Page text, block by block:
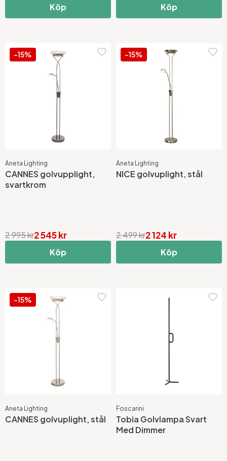
Köp
Köp
-15%
Aneta Lighting
CANNES golvupplight,
svartkrom
2 545 kr
2 995 kr
Köp
-15%
Aneta Lighting
NICE golvuplight, stål
2 124 kr
2 499 kr
Köp
-15%
Aneta Lighting
CANNES golvuplight, stål
Foscarini
Tobia Golvlampa Svart
Med Dimmer